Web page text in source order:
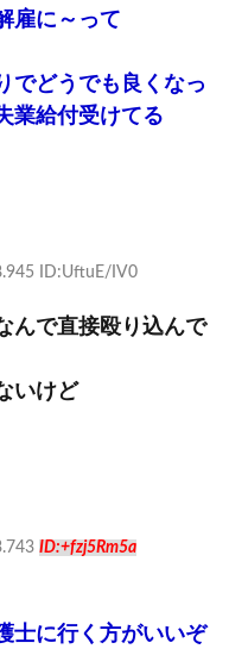
雇に～って
でどうでも良くなっ
業給付受けてる
ID:UftuE/IV0
んで直接殴り込んで
いけど
ID:+fzj5Rm5a
士に行く方がいいぞ